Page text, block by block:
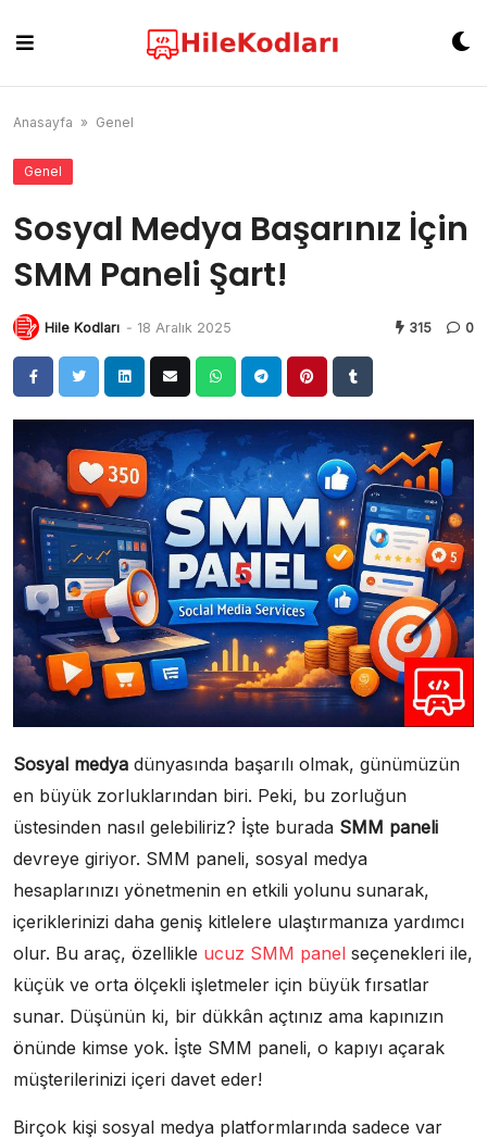
content
Anasayfa » Genel
Genel
Sosyal Medya Başarınız İçin
SMM Paneli Şart!
Hile Kodları - 18 Aralık 2025 315 0
Sosyal medya dünyasında başarılı olmak, günümüzün
en büyük zorluklarından biri. Peki, bu zorluğun
üstesinden nasıl gelebiliriz? İşte burada SMM paneli
devreye giriyor. SMM paneli, sosyal medya
hesaplarınızı yönetmenin en etkili yolunu sunarak,
içeriklerinizi daha geniş kitlelere ulaştırmanıza yardımcı
olur. Bu araç, özellikle ucuz SMM panel seçenekleri ile,
küçük ve orta ölçekli işletmeler için büyük fırsatlar
sunar. Düşünün ki, bir dükkân açtınız ama kapınızın
önünde kimse yok. İşte SMM paneli, o kapıyı açarak
müşterilerinizi içeri davet eder!
Birçok kişi sosyal medya platformlarında sadece var